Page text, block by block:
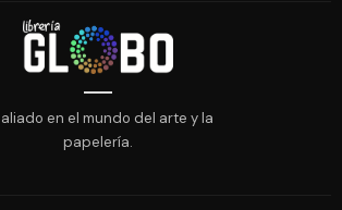
aliado en el mundo del arte y la
papelería.